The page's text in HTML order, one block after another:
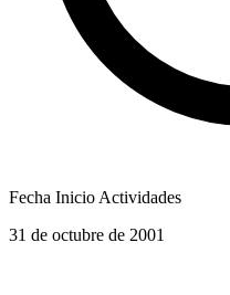
Fecha Inicio Actividades
31 de octubre de 2001